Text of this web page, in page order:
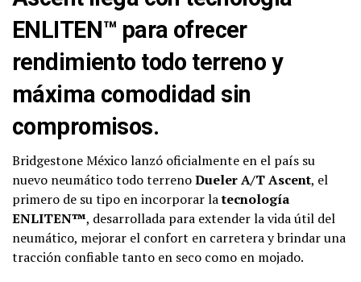
ENLITEN™ para ofrecer
rendimiento todo terreno y
máxima comodidad sin
compromisos.
Bridgestone México lanzó oficialmente en el país su
nuevo neumático todo terrenoDueler A/T Ascent, el
primero de su tipo en incorporar latecnología
ENLITEN™, desarrollada para extender la vida útil del
neumático, mejorar el confort en carretera y brindar una
tracción confiable tanto en seco como en mojado.